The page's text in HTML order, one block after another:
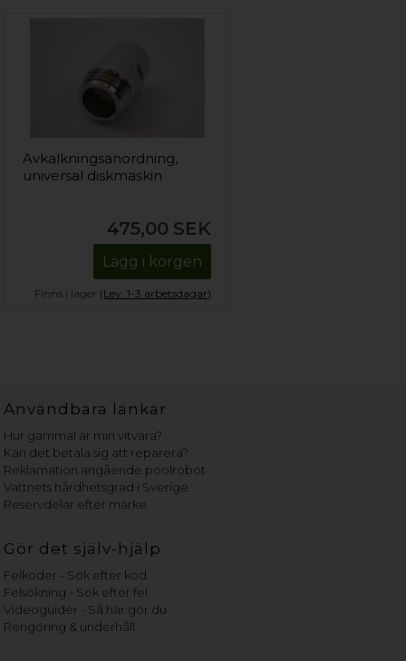
Avkalkningsanordning,
universal diskmaskin
475,00 SEK
Lägg i korgen
Finns i lager (Lev. 1-3 arbetsdagar)
Användbara länkar
Hur gammal är min vitvara?
Kan det betala sig att reparera?
Reklamation angående poolrobot
Vattnets hårdhetsgrad i Sverige
Reservdelar efter märke
Gör det själv-hjälp
Felkoder - Sök efter kod
Felsökning - Sök efter fel
Videoguider - Så här gör du
Rengöring & underhåll